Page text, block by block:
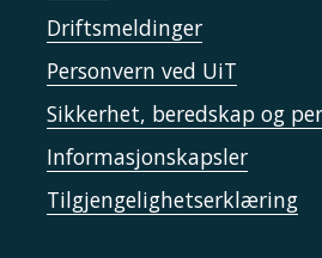
Driftsmeldinger
Personvern ved UiT
Sikkerhet, beredskap og
Informasjonskapsler
Tilgjengelighetserklæring